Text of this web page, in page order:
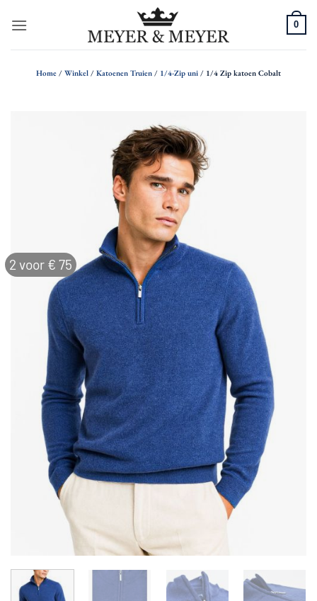
naar
0
Home / Winkel / Katoenen Truien / 1/4-Zip uni / 1/4 Zip katoen Cobalt
2 voor € 75